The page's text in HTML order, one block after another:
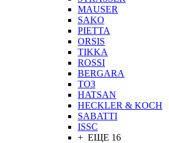
MAUSER
SAKO
PIETTA
ORSIS
TIKKA
ROSSI
BERGARA
ТОЗ
HATSAN
HECKLER & KOCH
SABATTI
ISSC
+ ЕЩЕ 16